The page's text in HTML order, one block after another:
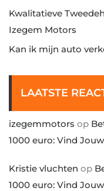
Kwalitatieve
Izegem Motors
Kan ik mijn auto
LAATSTE
izegemmotors op
1000 euro: Vind
Kristie vluchten op
1000 euro: Vind